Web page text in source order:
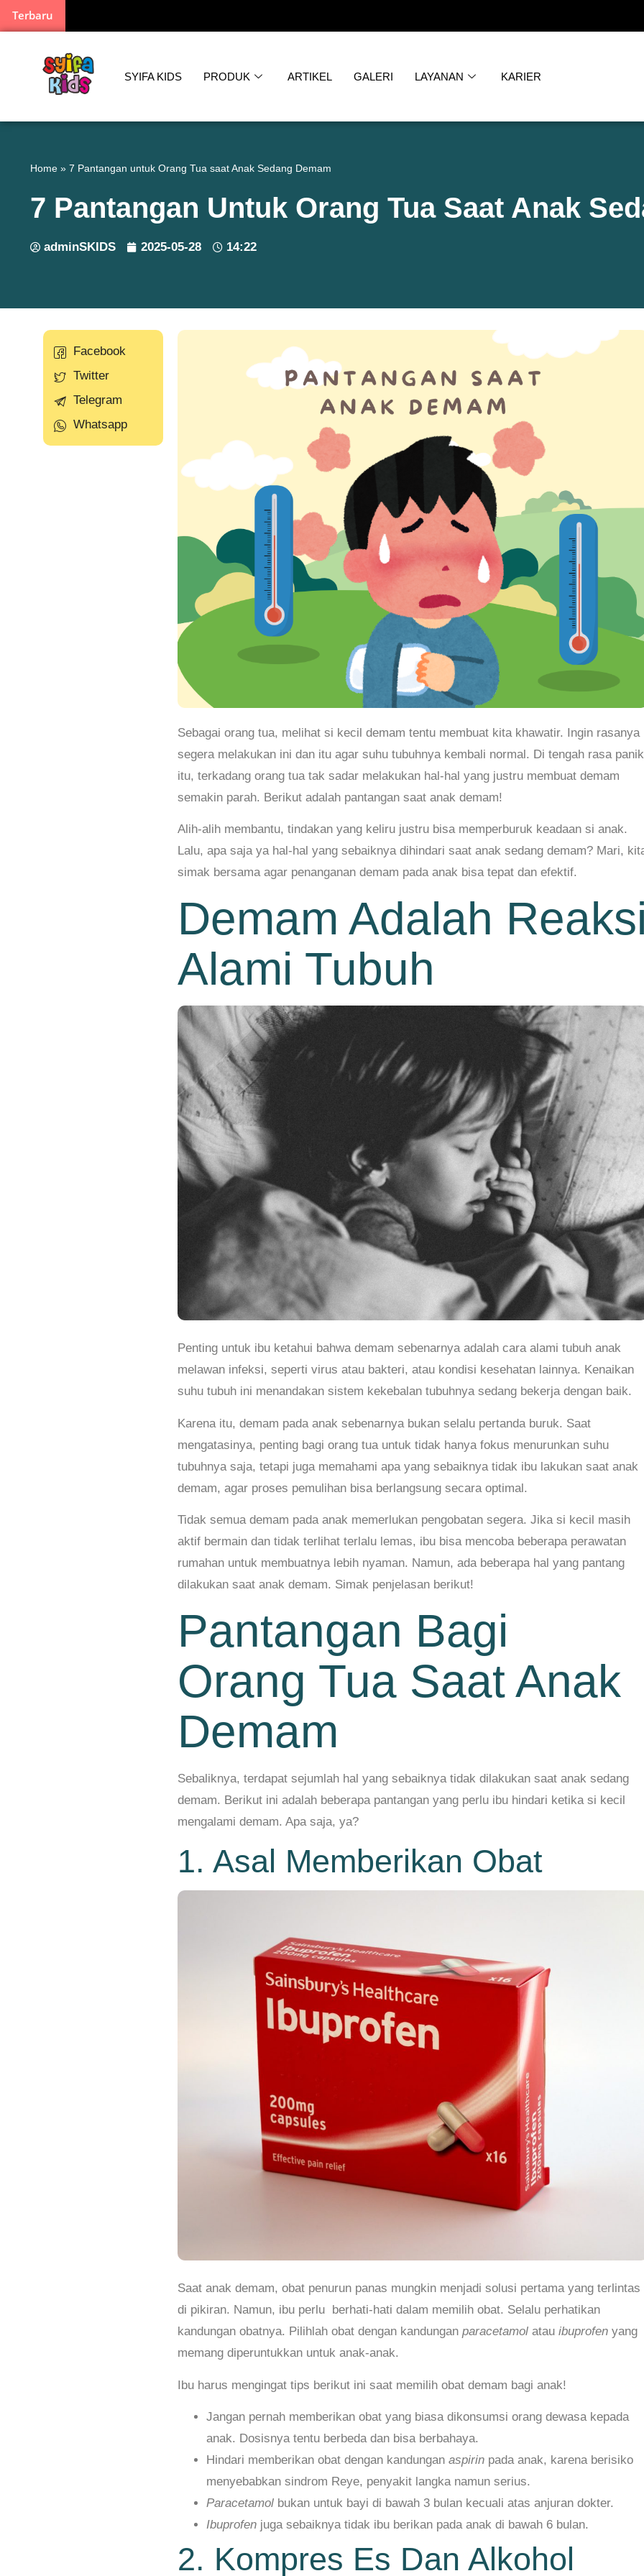
Terbaru
SYIFA KIDS PRODUK ARTIKEL GALERI LAYANAN KARIER
Home » 7 Pantangan untuk Orang Tua saat Anak Sedang Demam
7 Pantangan Untuk Orang Tua Saat Anak
adminSKIDS 2025-05-28 14:22
Facebook
Twitter
Telegram
Whatsapp
Sebagai orang tua, melihat si kecil demam tentu membuat kita khawatir. Ingin rasanya
segera melakukan ini dan itu agar suhu tubuhnya kembali normal. Di tengah rasa panik
itu, terkadang orang tua tak sadar melakukan hal-hal yang justru membuat demam
semakin parah. Berikut adalah pantangan saat anak demam!
Alih-alih membantu, tindakan yang keliru justru bisa memperburuk keadaan si anak.
Lalu, apa saja ya hal-hal yang sebaiknya dihindari saat anak sedang demam? Mari,
simak bersama agar penanganan demam pada anak bisa tepat dan efektif.
Demam Adalah Reaksi
Alami Tubuh
Penting untuk ibu ketahui bahwa demam sebenarnya adalah cara alami tubuh anak
melawan infeksi, seperti virus atau bakteri, atau kondisi kesehatan lainnya. Kenaikan
suhu tubuh ini menandakan sistem kekebalan tubuhnya sedang bekerja dengan baik.
Karena itu, demam pada anak sebenarnya bukan selalu pertanda buruk. Saat
mengatasinya, penting bagi orang tua untuk tidak hanya fokus menurunkan suhu
tubuhnya saja, tetapi juga memahami apa yang sebaiknya tidak ibu lakukan saat anak
demam, agar proses pemulihan bisa berlangsung secara optimal.
Tidak semua demam pada anak memerlukan pengobatan segera. Jika si kecil masih
aktif bermain dan tidak terlihat terlalu lemas, ibu bisa mencoba beberapa perawatan
rumahan untuk membuatnya lebih nyaman. Namun, ada beberapa hal yang pantang
dilakukan saat anak demam. Simak penjelasan berikut!
Pantangan Bagi
Orang Tua Saat Anak
Demam
Sebaliknya, terdapat sejumlah hal yang sebaiknya tidak dilakukan saat anak sedang
demam. Berikut ini adalah beberapa pantangan yang perlu ibu hindari ketika si kecil
mengalami demam. Apa saja, ya?
1. Asal Memberikan Obat
Saat anak demam, obat penurun panas mungkin menjadi solusi pertama yang terlintas
di pikiran. Namun, ibu perlu berhati-hati dalam memilih obat. Selalu perhatikan
kandungan obatnya. Pilihlah obat dengan kandungan paracetamolatau ibuprofenyang
memang diperuntukkan untuk anak-anak.
Ibu harus mengingat tips berikut ini saat memilih obat demam bagi anak!
Jangan pernah memberikan obat yang biasa dikonsumsi orang dewasa kepada
anak. Dosisnya tentu berbeda dan bisa berbahaya.
Hindari memberikan obat dengan kandungan aspirinpada anak, karena berisiko
menyebabkan sindrom Reye, penyakit langka namun serius.
Paracetamolbukan untuk bayi di bawah 3 bulan kecuali atas anjuran dokter.
Ibuprofenjuga sebaiknya tidak ibu berikan pada anak di bawah 6 bulan.
2. Kompres Es Dan Alkohol